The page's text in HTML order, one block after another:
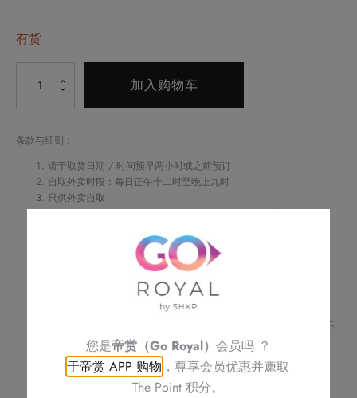
为：
$238.0。格
有货
麦
加入购物车
条款与细则：
请于取货日期 / 时间预早两小时或之前预订
自取外卖时段：每日正午十二时至晚上九时
只供外卖自取
如阁下对任何食物产生敏感，请致电2622 6161与酒店职员联络
订单详情及取货时间将会透过电话或电邮确认
请务必检查所填数据，以确保交易快捷及顺利
不可补发、更换或购买其他产品
帝京酒店保留修改优惠条款及细则、更改或终止此优惠之权利，恕不
如有任何争议，帝京酒店保留最终决定权
您是帝赏（Go Royal） 会员吗 ？
于帝赏 APP 购物 ，尊享会员优惠并赚取
The Point 积分。